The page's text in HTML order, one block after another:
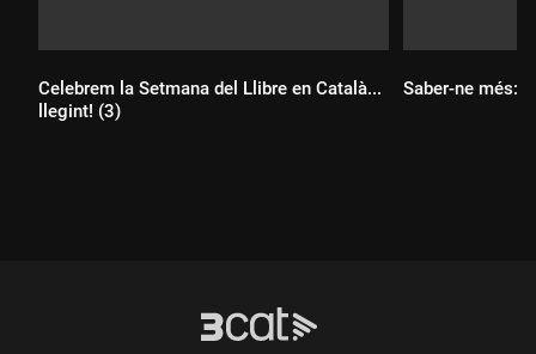
Celebrem la Setmana del Llibre en Català...
llegint! (3)
Saber-ne més: